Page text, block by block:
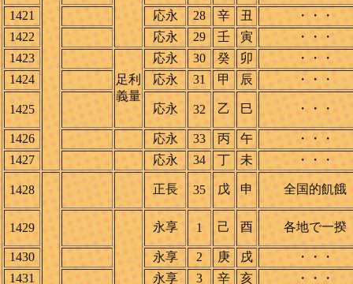
1421 応永 28 辛 丑
・・・
1422
応永 29 壬 寅
・・・
1423
足利
義量
応永 30 癸 卯
・・・
1424
応永 31 甲 辰 ・・・
1425 応永 32 乙 巳 ・・・
1426 応永 33 丙 午
・・・
1427
応永 34 丁 未 ・・・
1428 正長 35 戊 申 全国的飢餓
1429 永享 1 己 酉 各地で一揆
1430 永享 2 庚 戌
・・・
1431
永享 3 辛 亥 ・・・